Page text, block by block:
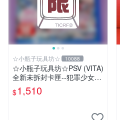
☆小瓶子玩具坊☆ 10088
☆小瓶子玩具坊☆PSV (VITA)
全新未拆封卡匣--犯罪少女2
《Criminal Girls 2》(日版)
$1,510